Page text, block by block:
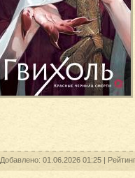
Добавлено: 01.06.2026 01:25 |